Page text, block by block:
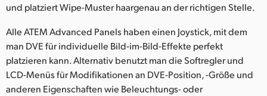
und platziert Wipe-Muster haargenau an der richtigen Stelle.
Alle ATEM Advanced Panels haben einen Joystick, mit dem
man DVE für individuelle Bild-im-Bild-Effekte perfekt
platzieren kann. Alternativ benutzt man die Softregler und
LCD-Menüs für Modifikationen an DVE-Position, -Größe und
anderen Eigenschaften wie Beleuchtungs- oder